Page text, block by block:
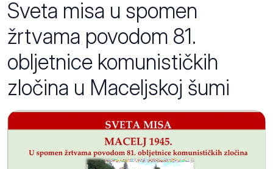
Sveta misa u spomen
žrtvama povodom 81.
obljetnice komunističkih
zločina u Maceljskoj šumi